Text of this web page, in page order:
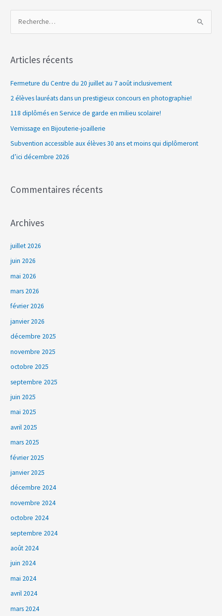
h
h
e
r
Articles récents
Fermeture du Centre du 20 juillet au 7 août inclusivement
2 élèves lauréats dans un prestigieux concours en photographie!
118 diplômés en Service de garde en milieu scolaire!
Vernissage en Bijouterie-joaillerie
Subvention accessible aux élèves 30 ans et moins qui diplômeront
d’ici décembre 2026
Commentaires récents
Archives
juillet 2026
juin 2026
mai 2026
mars 2026
février 2026
janvier 2026
décembre 2025
novembre 2025
octobre 2025
septembre 2025
juin 2025
mai 2025
avril 2025
mars 2025
février 2025
janvier 2025
décembre 2024
novembre 2024
octobre 2024
septembre 2024
août 2024
juin 2024
mai 2024
avril 2024
mars 2024